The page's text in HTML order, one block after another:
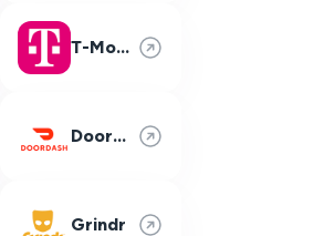
T-Mobile
DoorDash
Grindr